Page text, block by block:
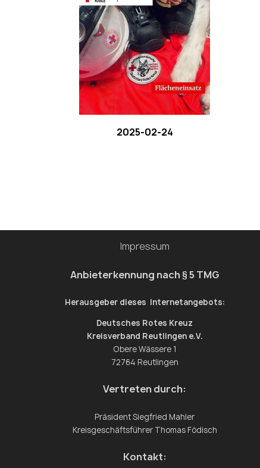
2025-02-24
Impressum
Anbieterkennung nach § 5 TMG
Herausgeber dieses Internetangebots:
Deutsches Rotes Kreuz
Kreisverband Reutlingen e.V.
Obere Wässere 1
72764 Reutlingen
Vertreten durch:
Präsident Siegfried Mahler
Kreisgeschäftsführer Thomas Födisch
Kontakt: